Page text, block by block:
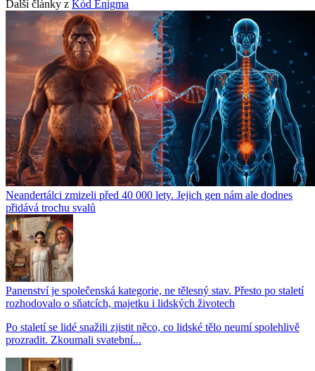
Další články z Kód Enigma
Neandertálci zmizeli před 40 000 lety. Jejich gen nám ale dodnes
přidává trochu svalů
Panenství je společenská kategorie, ne tělesný stav. Přesto po staletí
rozhodovalo o sňatcích, majetku i lidských životech
Po staletí se lidé snažili zjistit něco, co lidské tělo neumí spolehlivě
prozradit. Zkoumali svatební...